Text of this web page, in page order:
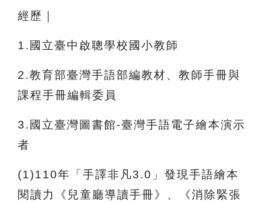
經歷｜
1. 國立臺中啟聰學校國小教師
2.教育部臺灣手語部編教材、教師手冊與
課程手冊編輯委員
3. 國立臺灣圖書館-臺灣手語電子繪本演示
者
(1)110年「手譯非凡3.0」發現手語繪本
閱讀力《兒童廳導讀手冊》、《消除緊張